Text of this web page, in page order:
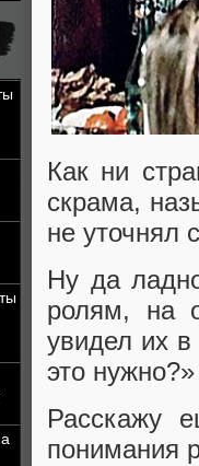
Как ни
скрама,
не уточнял
Ну да
ролям, на
увидел их
это
Расскажу
понимания